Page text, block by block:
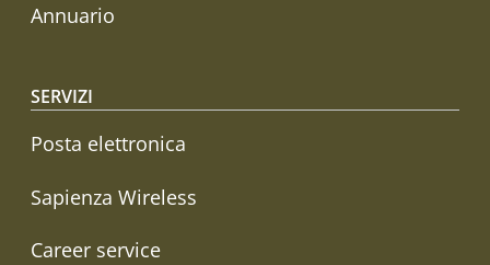
Annuario
SERVIZI
Posta elettronica
Sapienza Wireless
Career service